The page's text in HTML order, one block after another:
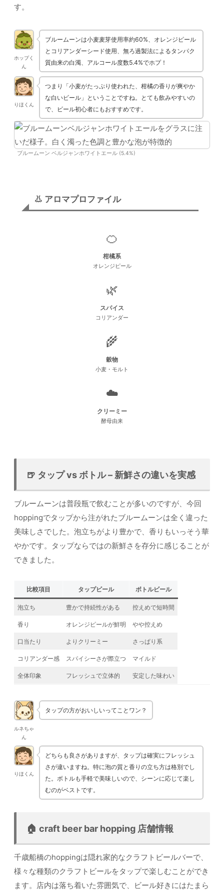
す。
ホップく
ん
ブルームーンは小麦麦芽使用率約60%、オレンジピール
とコリアンダーシード使用、無ろ過製法によるタンパク
質由来の白濁、アルコール度数5.4%でホプ！
りほくん
つまり「小麦がたっぷり使われた、柑橘の香りが爽やか
な白いビール」ということですね。とても飲みやすいの
で、ビール初心者にもおすすめです。
ブルームーン ベルジャンホワイトエール (5.4%)
👃 アロマプロファイル
🍊
柑橘系
オレンジピール
🌿
スパイス
コリアンダー
🌾
穀物
小麦・モルト
☁️
クリーミー
酵母由来
🍺 タップ vs ボトル – 新鮮さの違いを実感
ブルームーンは普段瓶で飲むことが多いのですが、今回
hoppingでタップから注がれたブルームーンは全く違った
美味しさでした。泡立ちがより豊かで、香りもいっそう華
やかです。タップならではの新鮮さを存分に感じることが
できました。
比較項目 タップビール ボトルビール
泡立ち 豊かで持続性がある 控えめで短時間
香り オレンジピールが鮮明 やや控えめ
口当たり よりクリーミー さっぱり系
コリアンダー感 スパイシーさが際立つ マイルド
全体印象 フレッシュで立体的 安定した味わい
ルネちゃ
ん
タップの方がおいしいってことワン？
りほくん
どちらも良さがありますが、タップは確実にフレッシュ
さが違いますね。特に泡の質と香りの立ち方は格別でし
た。ボトルも手軽で美味しいので、シーンに応じて楽し
むのがベストです。
🏠 craft beer bar hopping 店舗情報
千歳船橋のhoppingは隠れ家的なクラフトビールバーで、
様々な種類のクラフトビールをタップで楽しむことができ
ます。店内は落ち着いた雰囲気で、ビール好きにはたまら